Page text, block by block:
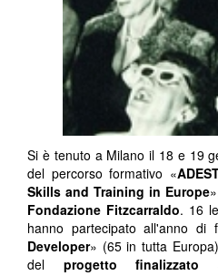
Si è tenuto a Milano il 18 e 19
del percorso formativo «
Skills and Training in Europe
Fondazione Fitzcarraldo. 16
hanno partecipato all'anno di
Developer» (65 in tutta
del progetto